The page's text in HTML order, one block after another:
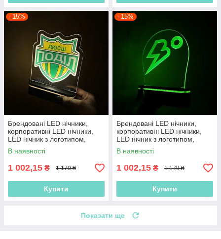
–15%
Брендовані LED нічники,
корпоративні LED нічники,
LED нічник з логотипом,
нічник з акумулятором
В наявності
1 002,15 ₴ 1 179 ₴
Купити
–15%
Брендовані LED нічники,
корпоративні LED нічники,
LED нічник з логотипом,
нічник з акумулятором
В наявності
1 002,15 ₴ 1 179 ₴
Купити
Показати ще